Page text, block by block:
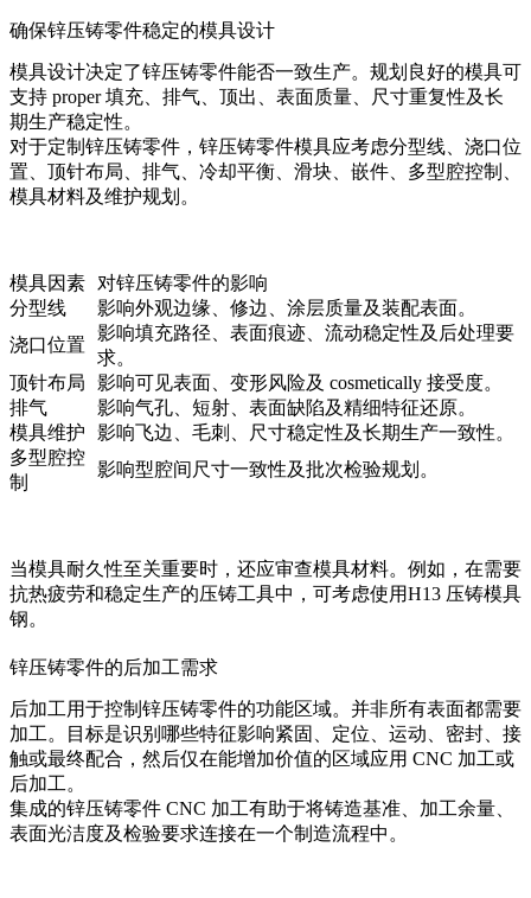
确保锌压铸零件稳定的模具设计
模具设计决定了锌压铸零件能否一致生产。规划良好的模具可
支持 proper 填充、排气、顶出、表面质量、尺寸重复性及长
期生产稳定性。
对于定制锌压铸零件， 锌压铸零件模具应考虑分型线、浇口位
置、顶针布局、排气、冷却平衡、滑块、嵌件、多型腔控制、
模具材料及维护规划。
模具因素
对锌压铸零件的影响
分型线
影响外观边缘、修边、涂层质量及装配表面。
浇口位置
影响填充路径、表面痕迹、流动稳定性及后处理要
求。
顶针布局
影响可见表面、变形风险及 cosmetically 接受度。
排气
影响气孔、短射、表面缺陷及精细特征还原。
模具维护
影响飞边、毛刺、尺寸稳定性及长期生产一致性。
多型腔控
制
影响型腔间尺寸一致性及批次检验规划。
当模具耐久性至关重要时，还应审查模具材料。例如，在需要
抗热疲劳和稳定生产的压铸工具中，可考虑使用H13 压铸模具
钢。
锌压铸零件的后加工需求
后加工用于控制锌压铸零件的功能区域。并非所有表面都需要
加工。目标是识别哪些特征影响紧固、定位、运动、密封、接
触或最终配合，然后仅在能增加价值的区域应用 CNC 加工或
后加工。
集成的锌压铸零件 CNC 加工有助于将铸造基准、加工余量、
表面光洁度及检验要求连接在一个制造流程中。